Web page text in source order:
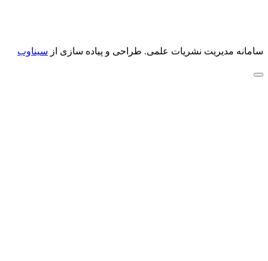
سامانه مدیریت نشریات علمی. طراحی و پیاده سازی از سیناوب